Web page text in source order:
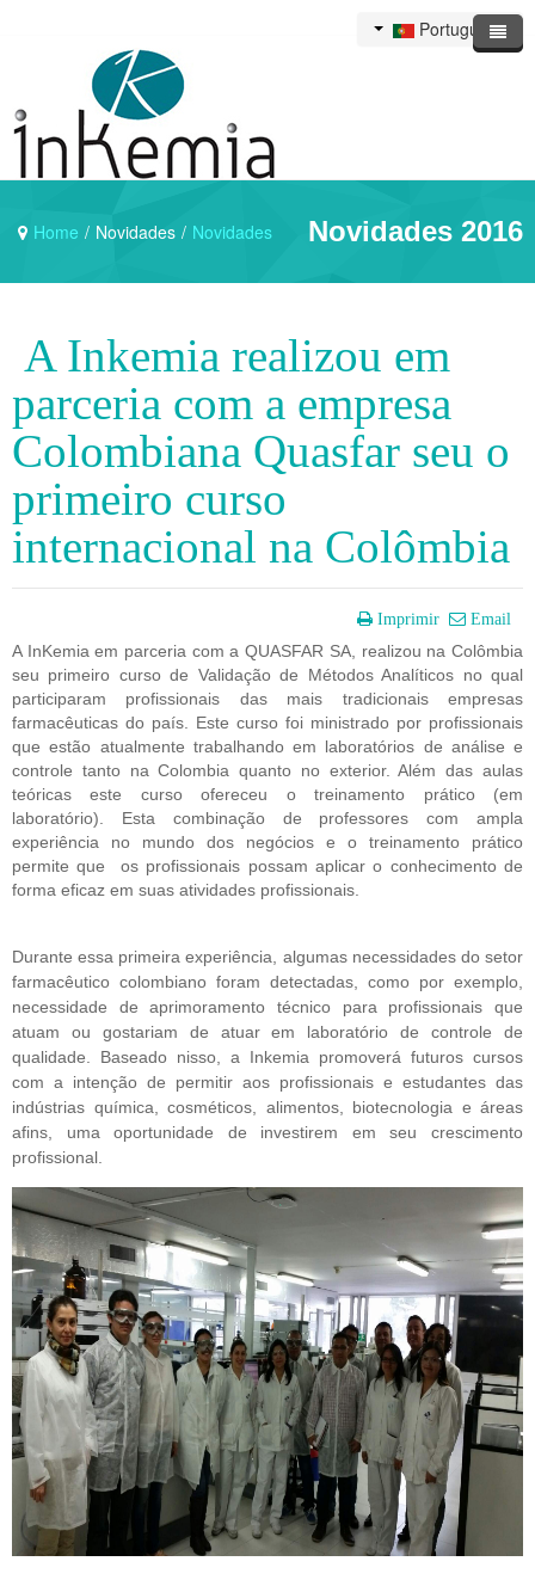
Portuguese
Home / Novidades / Novidades Novidades 2016
A Inkemia realizou em
parceria com a empresa
Colombiana Quasfar seu o
primeiro curso
internacional na Colômbia
Imprimir Email
A InKemia em parceria com a QUASFAR SA, realizou na Colômbia
seu primeiro curso de Validação de Métodos Analíticos no qual
participaram profissionais das mais tradicionais empresas
farmacêuticas do país. Este curso foi ministrado por profissionais
que estão atualmente trabalhando em laboratórios de análise e
controle tanto na Colombia quanto no exterior. Além das aulas
teóricas este curso ofereceu o treinamento prático (em
laboratório). Esta combinação de professores com ampla
experiência no mundo dos negócios e o treinamento prático
permite que  os profissionais possam aplicar o conhecimento de
forma eficaz em suas atividades profissionais.
Durante essa primeira experiência, algumas necessidades do setor
farmacêutico colombiano foram detectadas, como por exemplo,
necessidade de aprimoramento técnico para profissionais que
atuam ou gostariam de atuar em laboratório de controle de
qualidade. Baseado nisso, a Inkemia promoverá futuros cursos
com a intenção de permitir aos profissionais e estudantes das
indústrias química, cosméticos, alimentos, biotecnologia e áreas
afins, uma oportunidade de investirem em seu crescimento
profissional.